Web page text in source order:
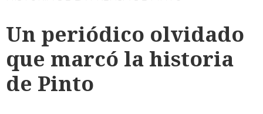
Un periódico olvidado
que marcó la historia
de Pinto